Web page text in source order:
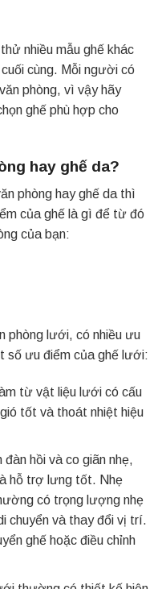
nhiều mẫu ghế khác
cùng. Mỗi người có
phòng, vì vậy hãy
ghế phù hợp cho
hay ghế da?
phòng hay ghế da thì
của ghế là gì để từ đó
của bạn:
phòng lưới, có nhiều ưu
số ưu điểm của ghế lưới:
từ vật liệu lưới có cấu
tốt và thoát nhiệt hiệu
hồi và co giãn nhẹ,
hỗ trợ lưng tốt. Nhẹ
có trọng lượng nhẹ
chuyển và thay đổi vị trí.
ghế hoặc điều chỉnh